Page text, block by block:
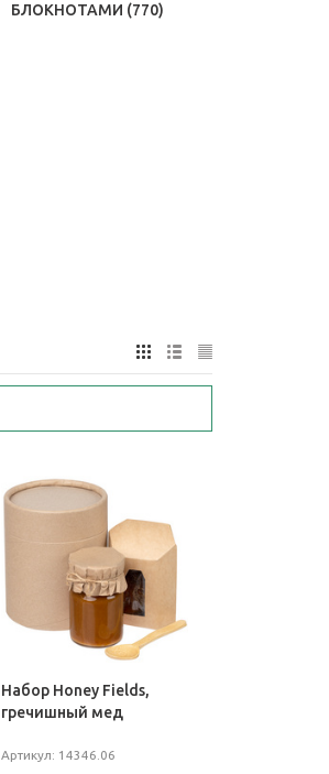
БЛОКНОТАМИ (770)
Набор Honey Fields,
гречишный мед
Артикул: 14346.06